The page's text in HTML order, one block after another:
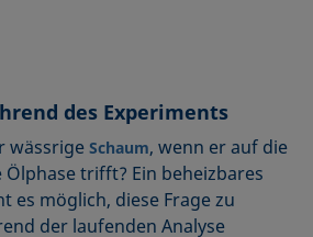
des Experiments
wässrigeSchaum, wenn er auf die
trifft? Ein beheizbares
es möglich, diese Frage zu
der laufenden Analyse